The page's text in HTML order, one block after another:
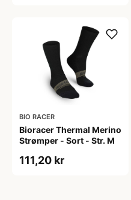
BIO RACER
Bioracer Thermal Merino
Strømper - Sort - Str. M
111,20 kr